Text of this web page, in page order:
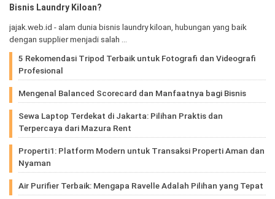
Bisnis Laundry Kiloan?
jajak.web.id - alam dunia bisnis laundry kiloan, hubungan yang baik
dengan supplier menjadi salah …
5 Rekomendasi Tripod Terbaik untuk Fotografi dan Videografi
Profesional
Mengenal Balanced Scorecard dan Manfaatnya bagi Bisnis
Sewa Laptop Terdekat di Jakarta: Pilihan Praktis dan
Terpercaya dari Mazura Rent
Properti1: Platform Modern untuk Transaksi Properti Aman dan
Nyaman
Air Purifier Terbaik: Mengapa Ravelle Adalah Pilihan yang Tepat